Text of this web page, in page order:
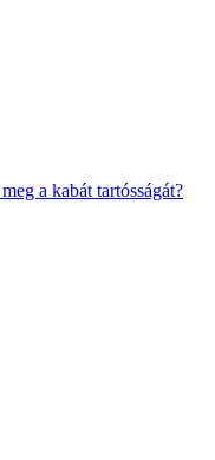
a kabát tartósságát?